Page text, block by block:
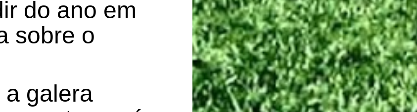
do ano em
sobre o
a galera